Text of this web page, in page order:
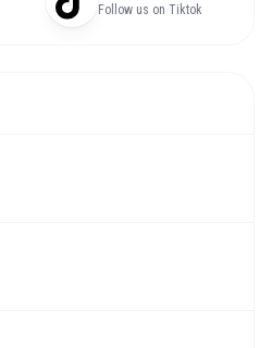
Follow us on Tiktok